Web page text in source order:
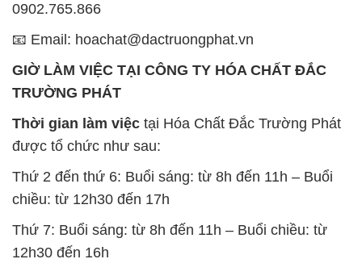
0902.765.866
📧 Email: hoachat@dactruongphat.vn
GIỜ LÀM VIỆC TẠI CÔNG TY HÓA CHẤT ĐẮC
TRƯỜNG PHÁT
Thời gian làm việc tại Hóa Chất Đắc Trường Phát
được tổ chức như sau:
Thứ 2 đến thứ 6: Buổi sáng: từ 8h đến 11h – Buổi
chiều: từ 12h30 đến 17h
Thứ 7: Buổi sáng: từ 8h đến 11h – Buổi chiều: từ
12h30 đến 16h